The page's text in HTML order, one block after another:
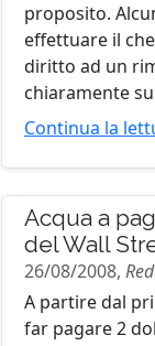
proposito.
effettuare il
diritto ad un
chiaramente
Continua la
Acqua a
del Wall
26/08/2008,
A partire dal
far pagare 2